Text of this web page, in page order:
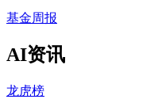
基金周报
AI资讯
龙虎榜